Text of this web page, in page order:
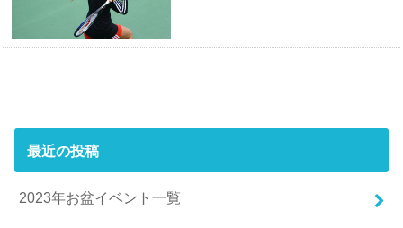
最近の投稿
2023年お盆イベント一覧